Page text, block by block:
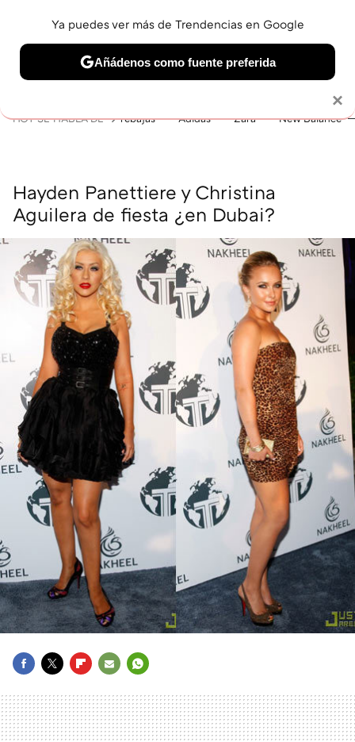
BELLEZA SHOPPING VIAJES GASTRO SNEAKERS
HOY SE HABLA DE rebajas Adidas Zara New Balance
Hayden Panettiere y Christina
Aguilera de fiesta ¿en Dubai?
MAIL
×
Ya puedes ver más de Trendencias en Google
Añádenos como fuente preferida